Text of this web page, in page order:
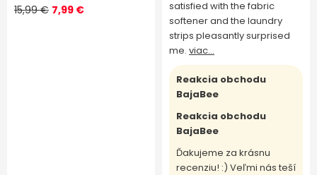
15,99 € 7,99 €
satisfied with the fabric
softener and the laundry
strips pleasantly surprised
me. viac...
Reakcia obchodu
BajaBee
Reakcia obchodu
BajaBee
Ďakujeme za krásnu
recenziu! :) Veľmi nás teší